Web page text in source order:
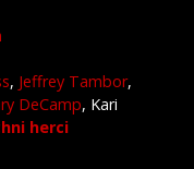
, Jeffrey Tambor,
DeCamp, Kari
herci